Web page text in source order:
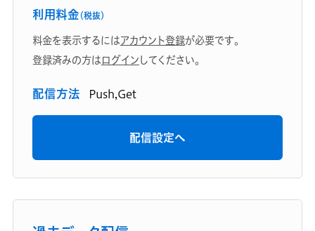
利用料金 （税抜）
料金を表示するにはアカウント登録が必要です。
登録済みの方はログインしてください。
配信方法 Push,Get
配信設定へ